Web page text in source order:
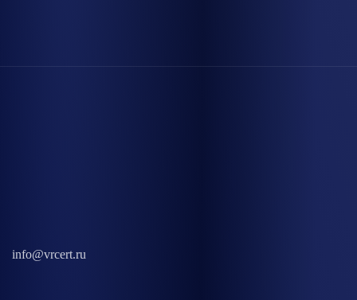
info@vrcert.ru